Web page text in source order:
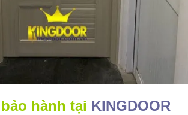
hành tại KINGDOOR